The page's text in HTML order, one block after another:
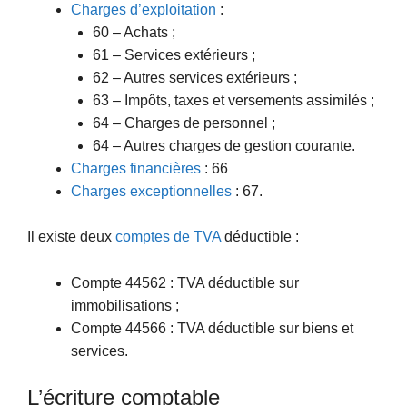
Charges d’exploitation :
60 – Achats ;
61 – Services extérieurs ;
62 – Autres services extérieurs ;
63 – Impôts, taxes et versements assimilés ;
64 – Charges de personnel ;
64 – Autres charges de gestion courante.
Charges financières : 66
Charges exceptionnelles : 67.
Il existe deux comptes de TVA déductible :
Compte 44562 : TVA déductible sur
immobilisations ;
Compte 44566 : TVA déductible sur biens et
services.
L’écriture comptable